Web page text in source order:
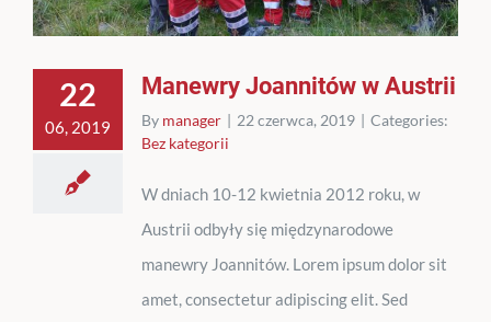
22
06, 2019
Manewry Joannitów w Austrii
By manager | 22 czerwca, 2019 | Categories:
Bez kategorii
W dniach 10-12 kwietnia 2012 roku, w
Austrii odbyły się międzynarodowe
manewry Joannitów. Lorem ipsum dolor sit
amet, consectetur adipiscing elit. Sed